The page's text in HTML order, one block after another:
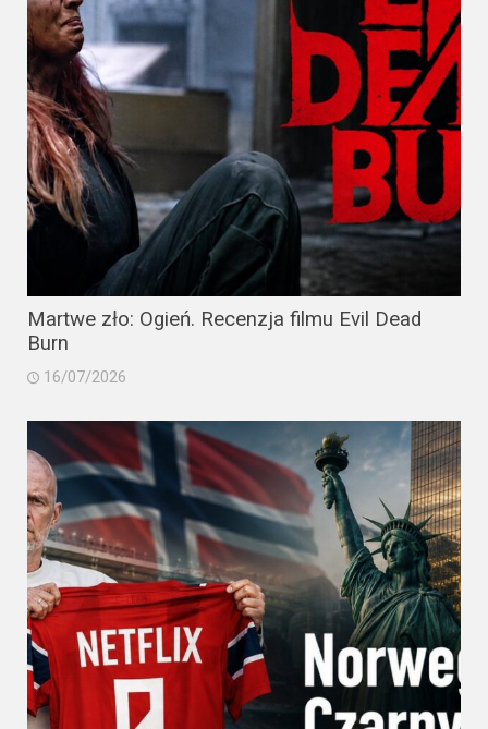
Martwe zło: Ogień. Recenzja filmu Evil Dead
Burn
16/07/2026